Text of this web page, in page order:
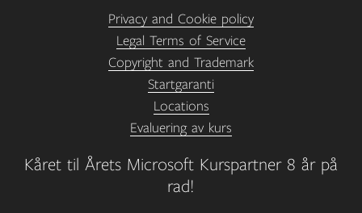
Kåret til Årets Microsoft Kurspartner 8 år på
rad!
Privacy and Cookie policy
Legal Terms of Service
Copyright and Trademark
Startgaranti
Locations
Evaluering av kurs